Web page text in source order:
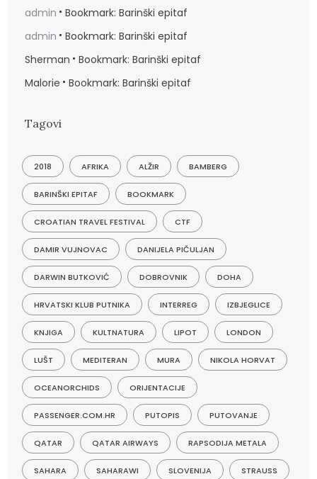
admin
Bookmark: Barinški epitaf
admin
Bookmark: Barinški epitaf
Sherman
Bookmark: Barinški epitaf
Malorie
Bookmark: Barinški epitaf
Tagovi
2018 AFRIKA ALŽIR BAMBERG
BARINŠKI EPITAF BOOKMARK
CROATIAN TRAVEL FESTIVAL CTF
DAMIR VUJNOVAC DANIJELA PIČULJAN
DARWIN BUTKOVIĆ DOBROVNIK DOHA
HRVATSKI KLUB PUTNIKA INTERREG IZBJEGLICE
KNJIGA KULTNATURA LIPOT LONDON
LUŠT MEDITERAN MURA NIKOLA HORVAT
OCEANORCHIDS ORIJENTACIJE
PASSENGER.COM.HR PUTOPIS PUTOVANJE
QATAR QATAR AIRWAYS RAPSODIJA METALA
SAHARA SAHARAWI SLOVENIJA STRAUSS